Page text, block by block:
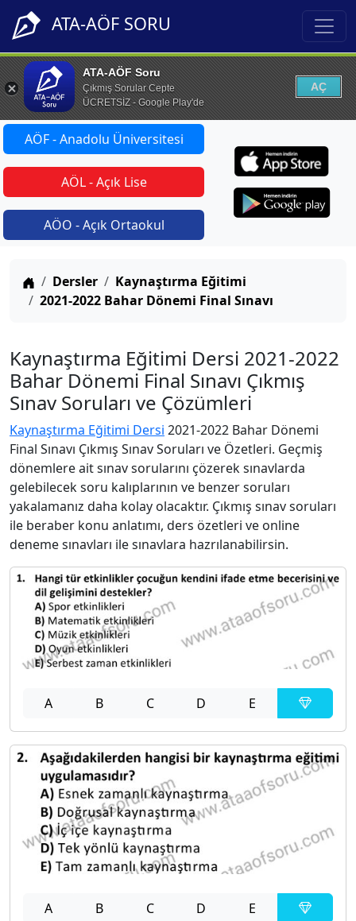
ATA-AÖF SORU
ATA-AÖF Soru
Çıkmış Sorular Cepte
ÜCRETSİZ - Google Play'de
AÇ
AÖF - Anadolu Üniversitesi
AÖL - Açık Lise
AÖO - Açık Ortaokul
Anasayfa
Dersler
Kaynaştırma Eğitimi
2021-2022 Bahar Dönemi Final Sınavı
Kaynaştırma Eğitimi Dersi 2021-2022
Bahar Dönemi Final Sınavı Çıkmış
Sınav Soruları ve Çözümleri
Kaynaştırma Eğitimi Dersi 2021-2022 Bahar Dönemi
Final Sınavı Çıkmış Sınav Soruları ve Özetleri. Geçmiş
dönemlere ait sınav sorularını çözerek sınavlarda
gelebilecek soru kalıplarının ve benzer soruları
yakalamanız daha kolay olacaktır. Çıkmış sınav soruları
ile beraber konu anlatımı, ders özetleri ve online
deneme sınavları ile sınavlara hazrılanabilirsin.
A B C D E
A B C D E